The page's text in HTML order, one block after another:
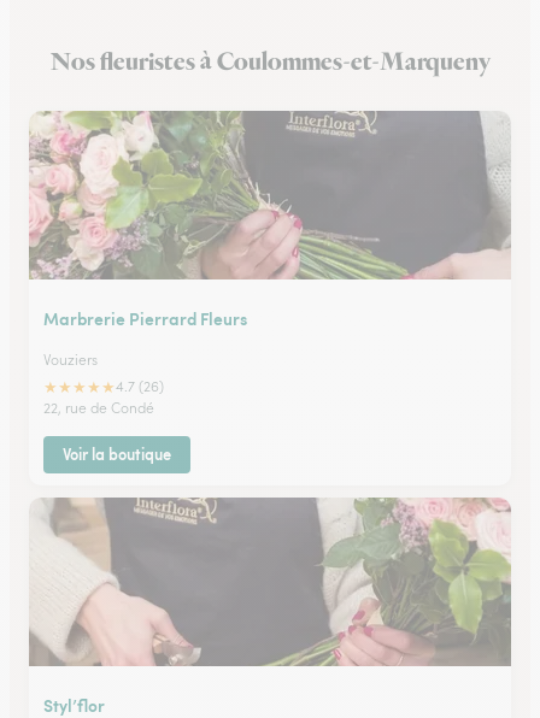
Fleuristes à Signy-le-Petit
Nos fleuristes à Coulommes-et-Marqueny
Marbrerie Pierrard Fleurs
Vouziers
★★★★★4.7 (26)
22, rue de Condé
Voir la boutique
Styl’flor